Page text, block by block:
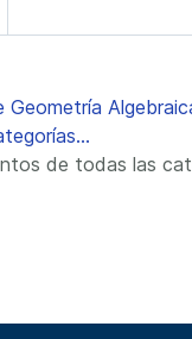
de paginación
Geometría
de todas las